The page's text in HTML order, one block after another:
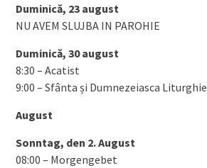
Duminică, 23 august
NU AVEM SLUJBA IN PAROHIE
Duminică, 30 august
8:30 – Acatist
9:00 – Sfânta și Dumnezeiasca Liturghie
August
Sonntag, den 2. August
08:00 – Morgengebet